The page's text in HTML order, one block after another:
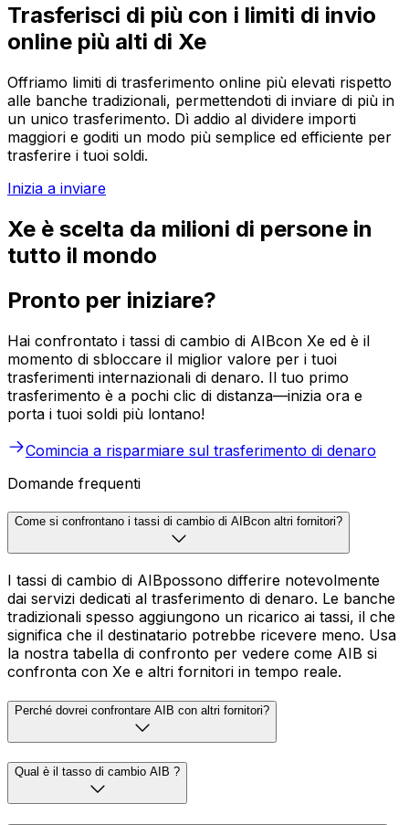
Trasferisci di più con i limiti di invio
online più alti di Xe
Offriamo limiti di trasferimento online più elevati rispetto
alle banche tradizionali, permettendoti di inviare di più in
un unico trasferimento. Dì addio al dividere importi
maggiori e goditi un modo più semplice ed efficiente per
trasferire i tuoi soldi.
Inizia a inviare
Xe è scelta da milioni di persone in
tutto il mondo
Pronto per iniziare?
Hai confrontato i tassi di cambio di AIBcon Xe ed è il
momento di sbloccare il miglior valore per i tuoi
trasferimenti internazionali di denaro. Il tuo primo
trasferimento è a pochi clic di distanza—inizia ora e
porta i tuoi soldi più lontano!
Comincia a risparmiare sul trasferimento di denaro
Domande frequenti
Come si confrontano i tassi di cambio di AIBcon altri fornitori?
I tassi di cambio di AIBpossono differire notevolmente
dai servizi dedicati al trasferimento di denaro. Le banche
tradizionali spesso aggiungono un ricarico ai tassi, il che
significa che il destinatario potrebbe ricevere meno. Usa
la nostra tabella di confronto per vedere come AIB si
confronta con Xe e altri fornitori in tempo reale.
Perché dovrei confrontare AIB con altri fornitori?
Qual è il tasso di cambio AIB ?